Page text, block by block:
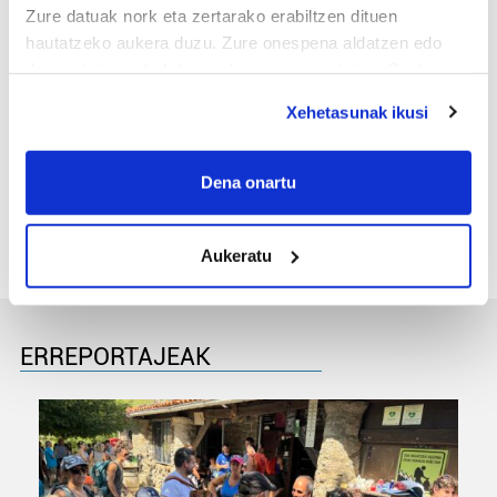
Zure datuak nork eta zertarako erabiltzen dituen
hautatzeko aukera duzu. Zure onespena aldatzen edo
If you allow, we would also like to:
Collect information about your geographical
meters
Identify your device by actively scanning it for
specific characteristics (fingerprinting)
and set your preferences in the
Guk eta gure bazkideek zure datu pertsonalak
prozesatzen ditugu, zure IP zenbakia, besteak beste,
teknologia erabiliz, cookieak adibidez, iragarki eta eduki
pertsonalizatuak eskaintzeko, iragarkiak eta edukia
Xehetasunak ikusi
Dena onartu
Aukeratu
«Gai tabua izan da etxe gehienetan, jendeak
ERREPORTAJEAK